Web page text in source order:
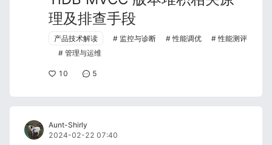
理及排查手段
产品技术解读 监控与诊断 性能调优
性能测评
管理与运维
10 5
Aunt-Shirly
2024-02-22 07:40